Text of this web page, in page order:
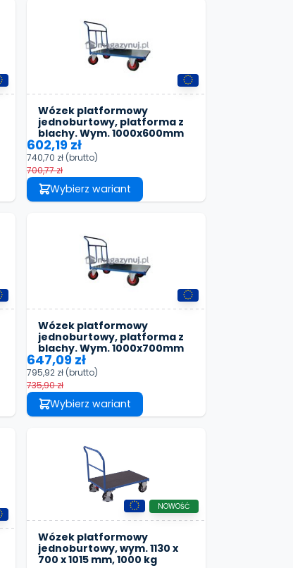
Wózek platformowy
jednoburtowy, platforma z
blachy. Wym. 1000x600mm
602,19 zł
740,70 zł (brutto)
700,77 zł
Wybierz wariant
Wózek platformowy
jednoburtowy, platforma z
blachy. Wym. 1000x700mm
647,09 zł
795,92 zł (brutto)
735,90 zł
Wybierz wariant
Wózek platformowy
jednoburtowy, wym. 1130 x
700 x 1015 mm, 1000 kg
NOWOŚĆ